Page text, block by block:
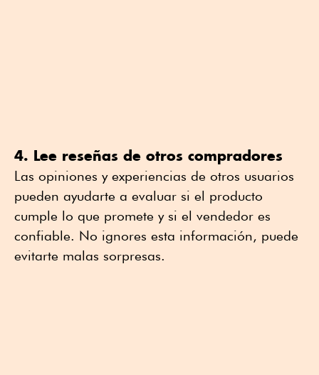
4. Lee reseñas de otros compradores
Las opiniones y experiencias de otros usuarios
pueden ayudarte a evaluar si el producto
cumple lo que promete y si el vendedor es
confiable. No ignores esta información, puede
evitarte malas sorpresas.